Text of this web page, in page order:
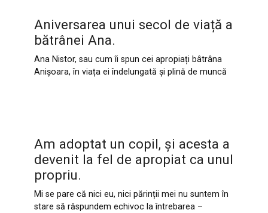
Aniversarea unui secol de viață a
bătrânei Ana.
Ana Nistor, sau cum îi spun cei apropiați bâtrâna
Anișoara, în viața ei îndelungată și plină de muncă
Am adoptat un copil, și acesta a
devenit la fel de apropiat ca unul
propriu.
Mi se pare că nici eu, nici părinții mei nu suntem în
stare să răspundem echivoc la întrebarea –